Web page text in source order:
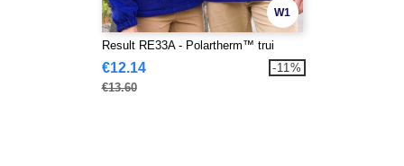
W1
Result RE33A - Polartherm™ trui
€12.14
€13.60
-11%